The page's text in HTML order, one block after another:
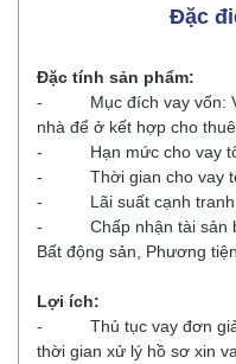
Đặc
Đặc tính sản phẩm:
- Mục đích vay vốn:
nhà để ở kết hợp cho thuê
- Hạn mức cho vay tối
- Thời gian cho vay
- Lãi suất cạnh tranh.
- Chấp nhận tài sản
Bất động sản, Phương
Lợi ích:
- Thủ tục vay đơn
thời gian xử lý hồ sơ xin